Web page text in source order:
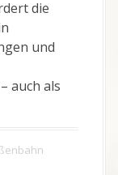
die
und
auch als